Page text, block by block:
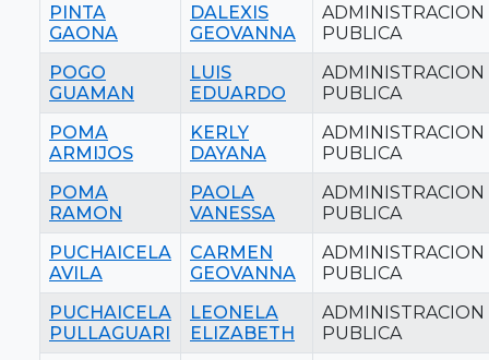
PINTA
GAONA
DALEXIS
GEOVANNA
ADMINISTRACION
PUBLICA
POGO
GUAMAN
LUIS
EDUARDO
ADMINISTRACION
PUBLICA
POMA
ARMIJOS
KERLY
DAYANA
ADMINISTRACION
PUBLICA
POMA
RAMON
PAOLA
VANESSA
ADMINISTRACION
PUBLICA
PUCHAICELA
AVILA
CARMEN
GEOVANNA
ADMINISTRACION
PUBLICA
PUCHAICELA
PULLAGUARI
LEONELA
ELIZABETH
ADMINISTRACION
PUBLICA